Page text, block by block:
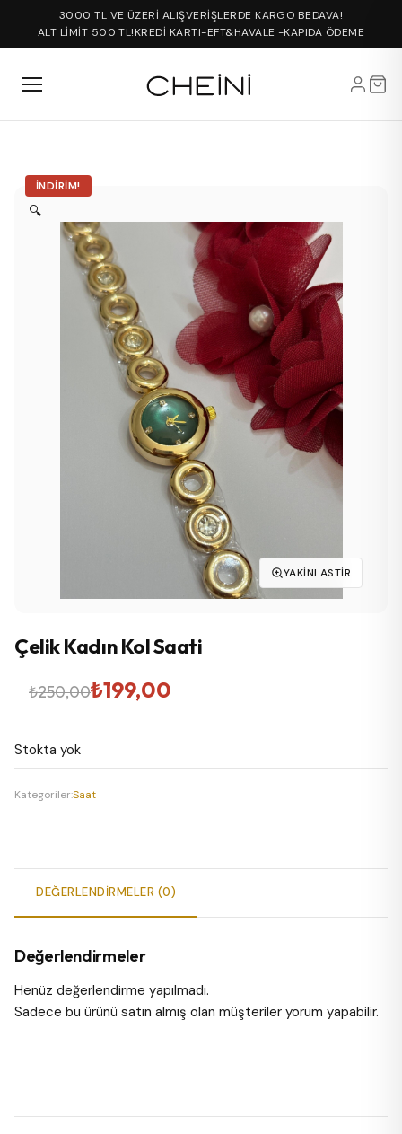
3000 TL VE ÜZERİ ALIŞVERİŞLERDE KARGO BEDAVA!
ALT LİMİT 500 TL!KREDİ KARTI-EFT&HAVALE -KAPIDA ÖDEME
İNDIRIM!
🔍
YAKINLASTIR
Çelik Kadın Kol Saati
₺250,00
Orijinal
₺250,00.
₺199,00
Şu
fiyat:
₺199,00.
Stokta yok
Kategoriler:Saat
DEĞERLENDIRMELER (0)
Değerlendirmeler
Henüz değerlendirme yapılmadı.
Sadece bu ürünü satın almış olan müşteriler yorum yapabilir.